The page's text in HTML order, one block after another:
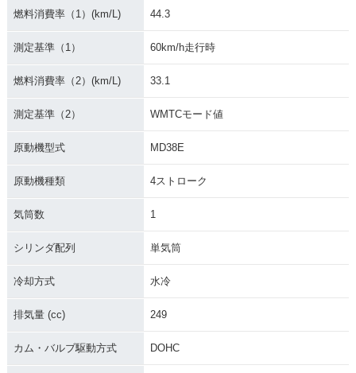
燃料消費率（1）(km/L) 44.3
測定基準（1） 60km/h走行時
燃料消費率（2）(km/L) 33.1
測定基準（2） WMTCモード値
原動機型式 MD38E
原動機種類 4ストローク
気筒数 1
シリンダ配列 単気筒
冷却方式 水冷
排気量 (cc) 249
カム・バルブ駆動方式 DOHC